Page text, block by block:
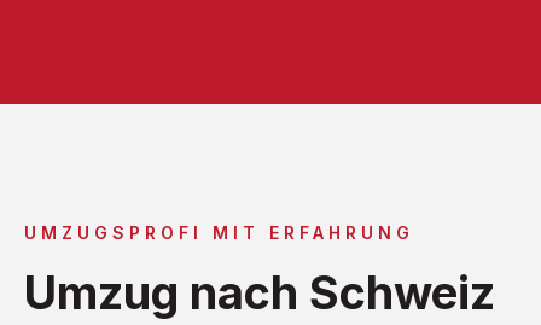
UMZUGSPROFI MIT ERFAHRUNG
Umzug nach Schweiz